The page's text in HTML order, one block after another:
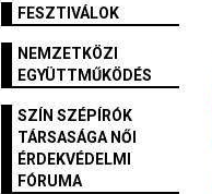
FESZTIVÁLOK
NEMZETKÖZI
EGYÜTTMŰKÖDÉS
SZÍN SZÉPÍRÓK
TÁRSASÁGA NŐI
ÉRDEKVÉDELMI
FÓRUMA